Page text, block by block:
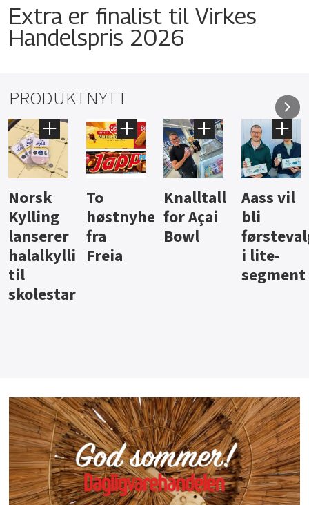
Extra er finalist til Virkes
Handelspris 2026
PRODUKTNYTT
Knalltall
for Açai
Bowl
Aass vil
bli
førstevalg
i lite-
Brus og
jus fra
Berentsen
Hard
iste fra
Hansa